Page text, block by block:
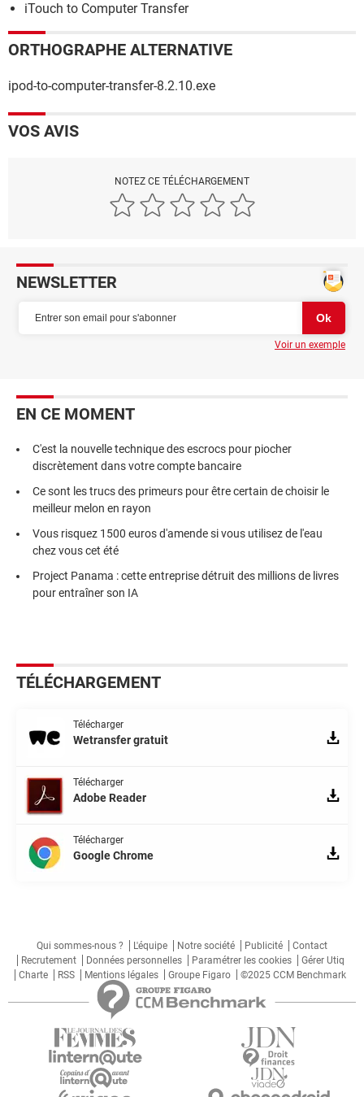
iTouch to Computer Transfer
ORTHOGRAPHE ALTERNATIVE
ipod-to-computer-transfer-8.2.10.exe
VOS AVIS
NOTEZ CE TÉLÉCHARGEMENT
NEWSLETTER
Voir un exemple
EN CE MOMENT
C'est la nouvelle technique des escrocs pour piocher
discrètement dans votre compte bancaire
Ce sont les trucs des primeurs pour être certain de choisir le
meilleur melon en rayon
Vous risquez 1500 euros d'amende si vous utilisez de l'eau
chez vous cet été
Project Panama : cette entreprise détruit des millions de livres
pour entraîner son IA
TÉLÉCHARGEMENT
Télécharger
Wetransfer gratuit
Télécharger
Adobe Reader
Télécharger
Google Chrome
Qui sommes-nous ? L'équipe Notre société Publicité
Contact
Recrutement
Données personnelles Paramétrer les cookies
Gérer Utiq
Charte
RSS Mentions légales Groupe Figaro ©2025 CCM Benchmark